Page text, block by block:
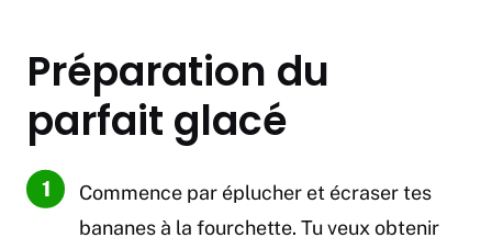
Préparation du
parfait glacé
Commence par éplucher et écraser tes
bananes à la fourchette. Tu veux obtenir